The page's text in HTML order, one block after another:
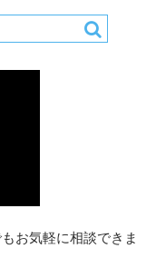
お気軽に相談できま